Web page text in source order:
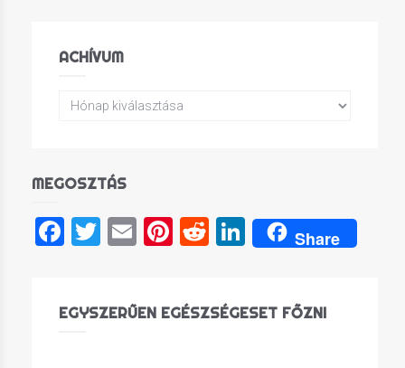
ACHÍVUM
MEGOSZTÁS
Facebook
Twitter
EmailPinterest
RedditLinkedIn
Share
EGYSZERŰEN EGÉSZSÉGESET FŐZNI